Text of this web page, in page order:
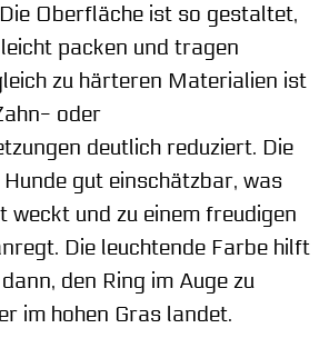
Oberfläche ist so gestaltet,
packen und tragen
zu härteren Materialien ist
oder
deutlich reduziert. Die
gut einschätzbar, was
weckt und zu einem freudigen
Die leuchtende Farbe hilft
den Ring im Auge zu
im hohen Gras landet.